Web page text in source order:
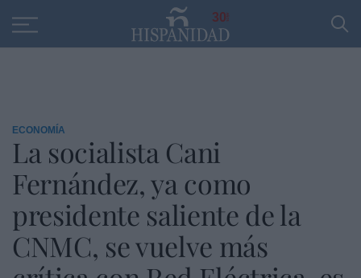
30
ECONOMÍA
La socialista Cani
Fernández, ya como
presidente saliente de la
CNMC, se vuelve más